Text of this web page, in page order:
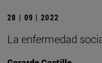
28 | 09 | 2022
La enfermedad